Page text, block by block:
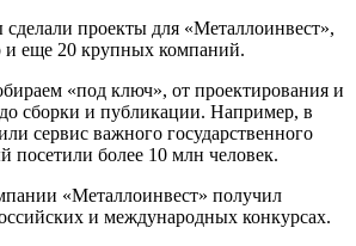
проекты для «Металлоинвест»,
еще 20 крупных компаний.
«под ключ», от проектирования и
сборки и публикации. Например, в
сервис важного государственного
посетили более 10 млн человек.
«Металлоинвест» получил
и международных конкурсах.